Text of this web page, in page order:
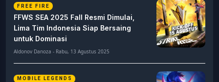
FREE FIRE
FFWS SEA 2025 Fall Resmi Dimulai,
Lima Tim Indonesia Siap Bersaing
untuk Dominasi
Aldonov Danoza - Rabu, 13 Agustus 2025
MOBILE LEGENDS